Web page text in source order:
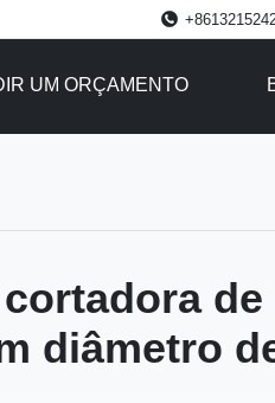
UM ORÇAMENTO
diâmetro